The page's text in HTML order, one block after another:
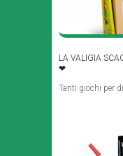
LA VALIGIA
❤
Tanti giochi per